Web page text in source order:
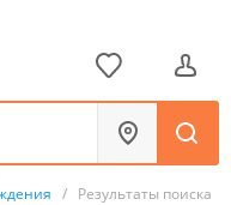
/ Результаты поиска